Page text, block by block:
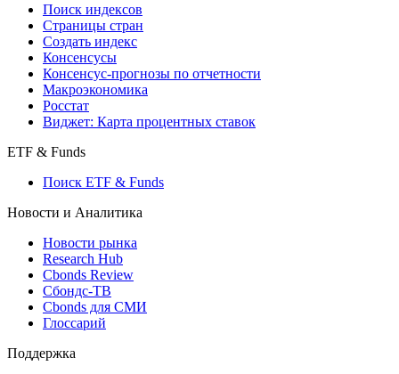
Поиск индексов
Страницы стран
Создать индекс
Консенсусы
Консенсус-прогнозы по отчетности
Макроэкономика
Росстат
Виджет: Карта процентных ставок
ETF & Funds
Поиск ETF & Funds
Новости и Аналитика
Новости рынка
Research Hub
Cbonds Review
Сбондс-ТВ
Cbonds для СМИ
Глоссарий
Поддержка